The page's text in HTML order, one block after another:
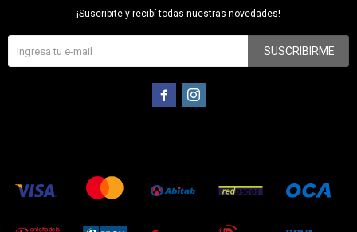
¡Suscribite y recibí todas nuestras novedades!
SUSCRIBIRME
 